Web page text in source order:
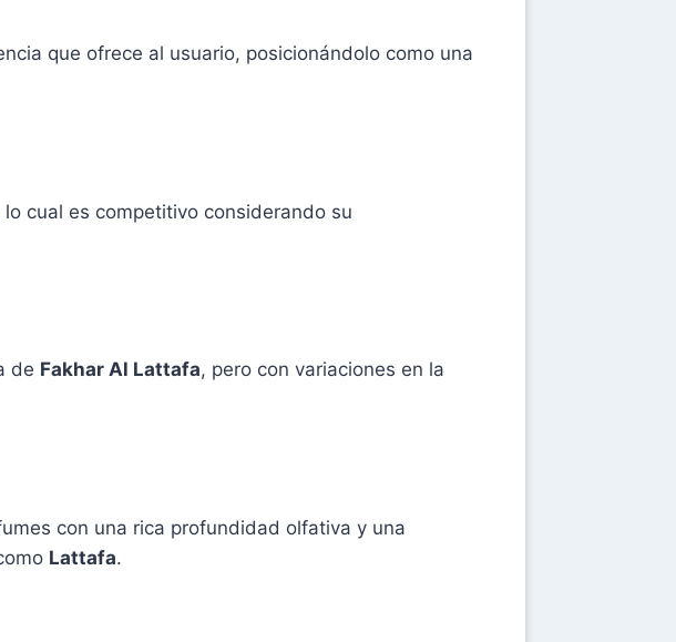
que ofrece al usuario, posicionándolo como una
lo cual es competitivo considerando su
de Fakhar Al Lattafa, pero con variaciones en la
con una rica profundidad olfativa y una
Lattafa.